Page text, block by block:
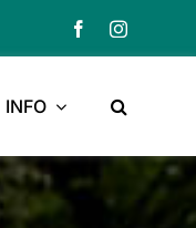
INFO